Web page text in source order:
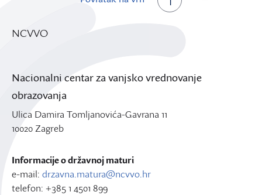
NCVVO
Nacionalni centar za vanjsko vrednovanje
obrazovanja
Ulica Damira Tomljanovića-Gavrana 11
10020 Zagreb
Informacije o državnoj maturi
e-mail: drzavna.matura@ncvvo.hr
telefon: +385 1 4501 899